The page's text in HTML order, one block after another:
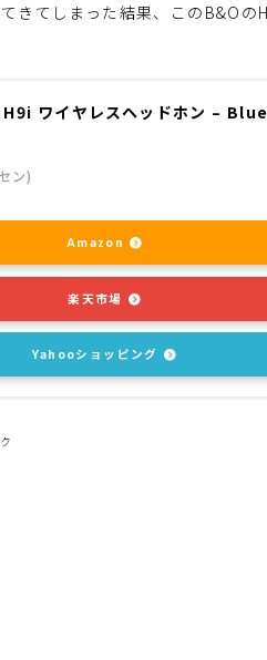
きてしまった結果、このB&Oの
ワイヤレスヘッドホン –
ン)
Amazon
楽天市場
Yahooショッピング